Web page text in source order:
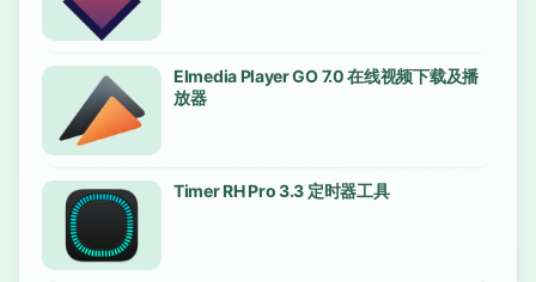
Elmedia Player GO 7.0 在线视频下载及播
放器
Timer RH Pro 3.3 定时器工具